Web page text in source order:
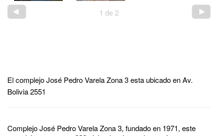
1 de 2
El complejo José Pedro Varela Zona 3 esta ubicado en Av.
Bolivia 2551
Complejo José Pedro Varela Zona 3, fundado en 1971, este